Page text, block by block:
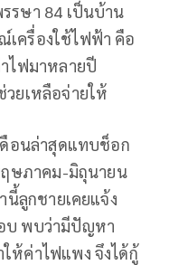
รษา 84 เป็นบ้าน
ครื่องใช้ไฟฟ้า คือ
ไฟมาหลายปี
วยเหลือจ่ายให้
ดือนล่าสุดแทบช็อก
ฤษภาคม-มิถุนายน
ลูกชายเคยแจ้ง
บ พบว่ามีปัญหา
ห้ค่าไฟแพง จึงได้กู้